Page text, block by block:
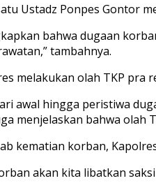
Ustadz Ponpes Gontor
bahwa dugaan
tambahnya.
melakukan olah TKP pra
awal hingga peristiwa
menjelaskan bahwa
kematian korban,
akan kita libatkan